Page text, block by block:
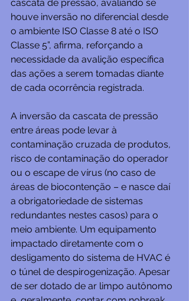
cascata de pressão, avaliando se
houve inversão no diferencial desde
o ambiente ISO Classe 8 até o ISO
Classe 5”, afirma, reforçando a
necessidade da avalição específica
das ações a serem tomadas diante
de cada ocorrência registrada.
A inversão da cascata de pressão
entre áreas pode levar à
contaminação cruzada de produtos,
risco de contaminação do operador
ou o escape de vírus (no caso de
áreas de biocontenção – e nasce daí
a obrigatoriedade de sistemas
redundantes nestes casos) para o
meio ambiente. Um equipamento
impactado diretamente com o
desligamento do sistema de HVAC é
o túnel de despirogenização. Apesar
de ser dotado de ar limpo autônomo